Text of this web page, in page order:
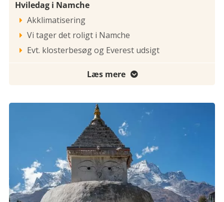
Hviledag i Namche
 Akklimatisering
 Vi tager det roligt i Namche
 Evt. klosterbesøg og Everest udsigt
Læs mere 